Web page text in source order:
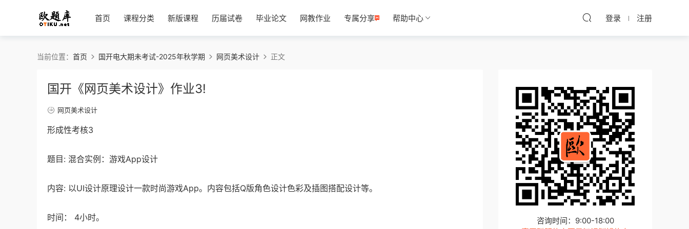
首页 课程分类 新版课程 历届试卷 毕业论文 网教作业 专属分享 帮助中心 登录 注册
当前位置： 首页 国开电大期未考试-2025年秋学期 网页美术设计 正文
国开《网页美术设计》作业3!
网页美术设计
形成性考核3
题目: 混合实例：游戏App设计
内容: 以UI设计原理设计一款时尚游戏App。内容包括Q版角色设计色彩及插图搭配设计等。
时间： 4小时。
咨询时间：9:00-18:00